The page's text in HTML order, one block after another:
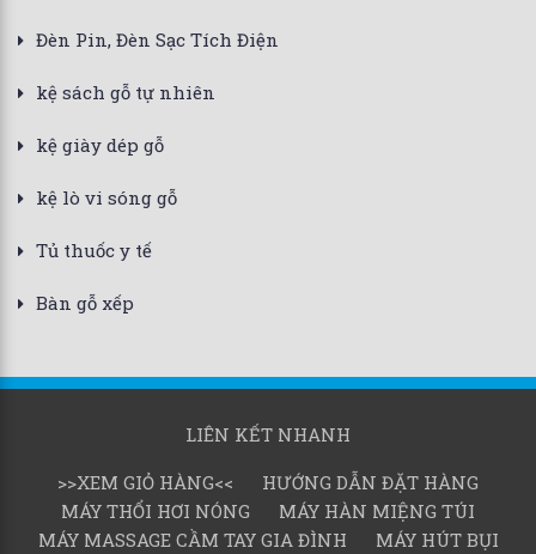
Đèn Pin, Đèn Sạc Tích Điện
kệ sách gỗ tự nhiên
kệ giày dép gỗ
kệ lò vi sóng gỗ
Tủ thuốc y tế
Bàn gỗ xếp
LIÊN KẾT NHANH
>>XEM GIỎ HÀNG<<
HƯỚNG DẪN ĐẶT HÀNG
MÁY THỔI HƠI NÓNG
MÁY HÀN MIỆNG TÚI
MÁY MASSAGE CẦM TAY GIA ĐÌNH
MÁY HÚT BỤI